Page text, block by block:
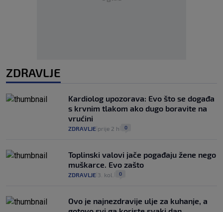
ZDRAVLJE
Kardiolog upozorava: Evo što se događa
s krvnim tlakom ako dugo boravite na
vrućini
ZDRAVLJE prije 2 h 0
Toplinski valovi jače pogađaju žene nego
muškarce. Evo zašto
ZDRAVLJE 3. kol. 0
Ovo je najnezdravije ulje za kuhanje, a